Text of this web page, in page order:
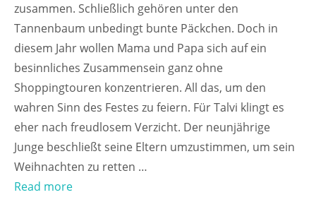
zusammen. Schließlich gehören unter den
Tannenbaum unbedingt bunte Päckchen. Doch in
diesem Jahr wollen Mama und Papa sich auf ein
besinnliches Zusammensein ganz ohne
Shoppingtouren konzentrieren. All das, um den
wahren Sinn des Festes zu feiern. Für Talvi klingt es
eher nach freudlosem Verzicht. Der neunjährige
Junge beschließt seine Eltern umzustimmen, um sein
Weihnachten zu retten …
Read more